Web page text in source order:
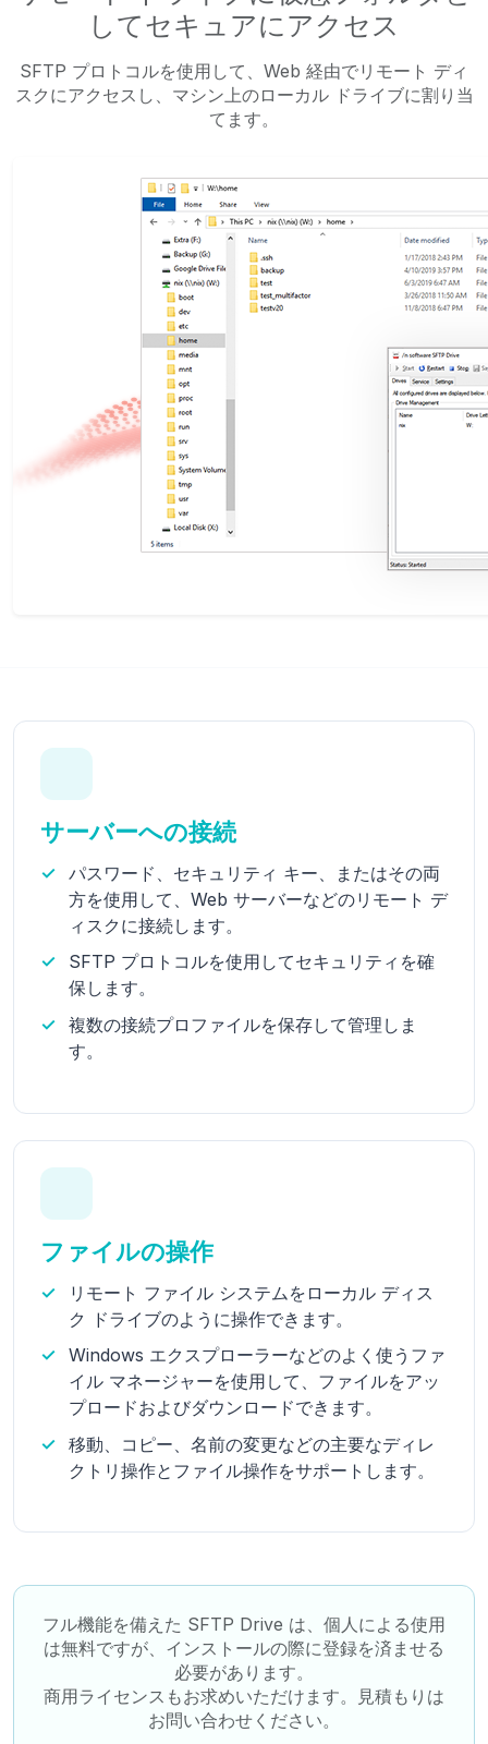
してセキュアにアクセス
SFTP プロトコルを使用して、Web 経由でリモート ディ
スクにアクセスし、マシン上のローカル ドライブに割り当
てます。
サーバーへの接続
パスワード、セキュリティ キー、またはその両
方を使用して、Web サーバーなどのリモート デ
ィスクに接続します。
SFTP プロトコルを使用してセキュリティを確
保します。
複数の接続プロファイルを保存して管理しま
す。
ファイルの操作
リモート ファイル システムをローカル ディス
ク ドライブのように操作できます。
Windows エクスプローラーなどのよく使うファ
イル マネージャーを使用して、ファイルをアッ
プロードおよびダウンロードできます。
移動、コピー、名前の変更などの主要なディレ
クトリ操作とファイル操作をサポートします。
フル機能を備えた SFTP Drive は、個人による使用
は無料ですが、インストールの際に登録を済ませる
必要があります。
商用ライセンスもお求めいただけます。見積もりは
お問い合わせください。